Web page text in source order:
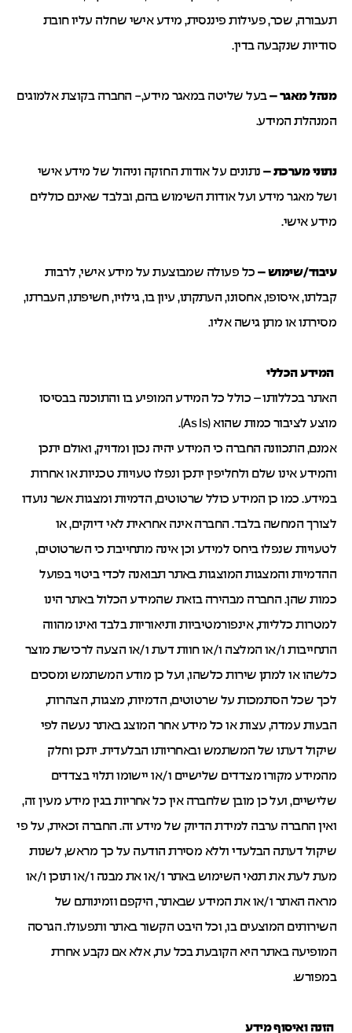
תעבורה, שכר, פעילות פיננסית, מידע אישי שחלה עליו חובת
סודיות שנקבעה בדין.
מנהל מאגר –בעל שליטה במאגר מידע,- החברה בקוצת אלמוגים
המנהלת המידע.
נתוני מערכת – נתונים על אודות החזקה וניהול של מידע אישי
ושל מאגר מידע ועל אודות השימוש בהם, ובלבד שאינם כוללים
מידע אישי.
עיבוד/שימוש – כל פעולה שמבוצעת על מידע אישי, לרבות
קבלתו, איסופו, אחסונו, העתקתו, עיון בו, גילויו, חשיפתו, העברתו,
מסירתו או מתן גישה אליו.
המידע הכללי
האתר בכללותו – כולל כל המידע המופיע בו והתוכנה בבסיסו
מוצע לציבור כמות שהוא (As Is).
אמנם, התכוונה החברה כי המידע יהיה נכון ומדויק, ואולם יתכן
והמידע אינו שלם ולחליפין יתכן ונפלו טעויות טכניות או אחרות
במידע. כמו כן המידע כולל שרטוטים, הדמיות ומצגות אשר נועדו
לצורך המחשה בלבד. החברה אינה אחראית לאי דיוקים, או
לטעויות שנפלו ביחס למידע וכן אינה מתחייבת כי השרטוטים,
ההדמיות והמצגות המוצגות באתר תבואנה לכדי ביטוי בפועל
כמות שהן. החברה מבהירה בזאת שהמידע הכלול באתר הינו
למטרות כלליות, אינפורמטיביות ותיאוריות בלבד ואינו מהווה
התחייבות ו/או המלצה ו/או חוות דעת ו/או הצעה לרכישת מוצר
כלשהו או למתן שירות כלשהו, ועל כן מודע המשתמש ומסכים
לכך שכל הסתמכות על שרטוטים, הדמיות, מצגות, הצהרות,
הבעות עמדה, עצות או כל מידע אחר המוצג באתר נעשה לפי
שיקול דעתו של המשתמש ובאחריותו הבלעדית. יתכן וחלק
מהמידע מקורו מצדדים שלישיים ו/או יישומו תלוי בצדדים
שלישיים, ועל כן מובן שלחברה אין כל אחריות בגין מידע מעין זה,
ואין החברה ערבה למידת הדיוק של מידע זה. החברה זכאית, על פי
שיקול דעתה הבלעדי וללא מסירת הודעה על כך מראש, לשנות
מעת לעת את תנאי השימוש באתר ו/או את מבנה ו/או תוכן ו/או
מראה האתר ו/או את המידע שבאתר, היקפם וזמינותם של
השירותים המוצעים בו, וכל היבט הקשור באתר ותפעולו. הגרסה
המופיעה באתר היא הקובעת בכל עת, אלא אם נקבע אחרת
במפורש.
הזנה ואיסוף מידע